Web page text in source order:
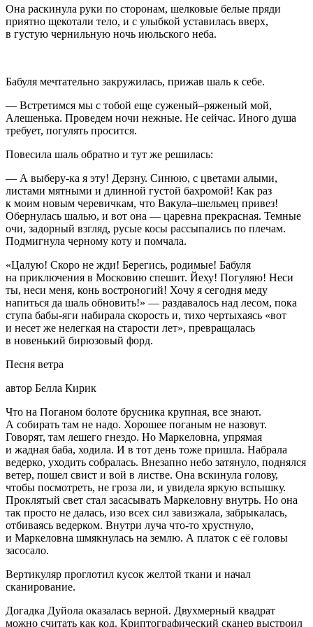
Она раскинула руки по сторонам, шелковые белые пряди
приятно щекотали тело, и с улыбкой уставилась вверх,
в густую чернильную ночь июльского неба.
Бабуля мечтательно закружилась, прижав шаль к себе.
— Встретимся мы с тобой еще суженый–ряженый мой,
Алешенька. Проведем ночи нежные. Не сейчас. Иного душа
требует, погулять просится.
Повесила шаль обратно и тут же решилась:
— А выберу-ка я эту! Дерзну. Синюю, с цветами алыми,
листами мятными и длинной густой бахромой! Как раз
к моим новым черевичкам, что Вакула–шельмец привез!
Обернулась шалью, и вот она — царевна прекрасная. Темные
очи, задорный взгляд, русые косы рассыпались по плечам.
Подмигнула черному коту и помчала.
«Цалую! Скоро не жди! Берегись, родимые! Бабуля
на приключения в Московию спешит. Йеху! Погуляю! Неси
ты, неси меня, конь востроногий! Хочу я сегодня меду
напиться да шаль обновить!» — раздавалось над лесом, пока
ступа бабы-яги набирала скорость и, тихо чертыхаясь «вот
и несет же нелегкая на старости лет», превращалась
в новенький бирюзовый форд.
Песня ветра
автор Белла Кирик
Что на Поганом болоте брусника крупная, все знают.
А собирать там не надо. Хорошее поганым не назовут.
Говорят, там лешего гнездо. Но Маркеловна, упрямая
и жадная баба, ходила. И в тот день тоже пришла. Набрала
ведерко, уходить собралась. Внезапно небо затянуло, поднялся
ветер, пошел свист и вой в листве. Она вскинула голову,
чтобы посмотреть, не гроза ли, и увидела яркую вспышку.
Проклятый свет стал засасывать Маркеловну внутрь. Но она
так просто не далась, изо всех сил завизжала, забрыкалась,
отбиваясь ведерком. Внутри луча что-то хрустнуло,
и Маркеловна шмякнулась на землю. А платок с её головы
засосало.
Вертикуляр проглотил кусок желтой ткани и начал
сканирование.
Догадка Дуйола оказалась верной. Двухмерный квадрат
можно считать как код. Криптографический сканер выстроил